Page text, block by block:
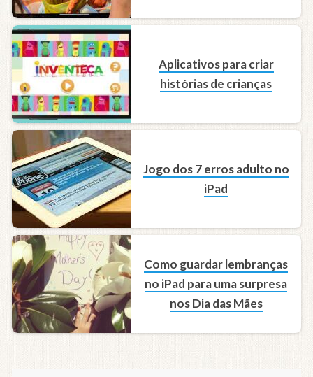
Aplicativos para criar
histórias de crianças
Jogo dos 7 erros adulto no
iPad
Como guardar lembranças
no iPad para uma surpresa
nos Dia das Mães